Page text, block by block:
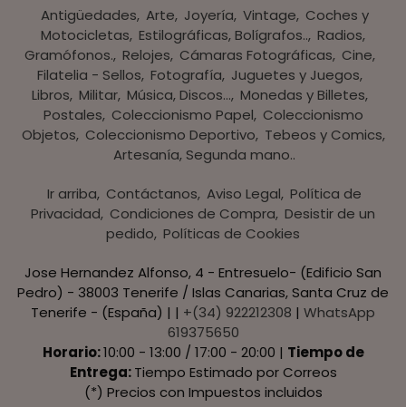
Antigüedades Arte Joyería Vintage Coches y
Motocicletas Estilográficas, Bolígrafos.. Radios,
Gramófonos. Relojes Cámaras Fotográficas Cine
Filatelia - Sellos Fotografía Juguetes y Juegos
Libros Militar Música, Discos... Monedas y Billetes
Postales Coleccionismo Papel Coleccionismo
Objetos Coleccionismo Deportivo Tebeos y Comics
Artesanía, Segunda mano..
Ir arriba Contáctanos Aviso Legal Política de
Privacidad Condiciones de Compra Desistir de un
pedido Políticas de Cookies
Jose Hernandez Alfonso, 4 - Entresuelo- (Edificio San
Pedro) - 38003 Tenerife / Islas Canarias, Santa Cruz de
Tenerife - (España) | | +(34) 922212308 | WhatsApp
619375650
Horario:10:00 - 13:00 / 17:00 - 20:00 | Tiempo de
Entrega:Tiempo Estimado por Correos
(*) Precios con Impuestos incluidos